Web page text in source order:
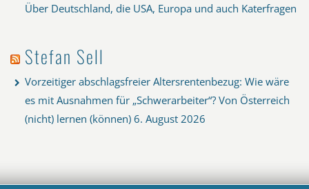
Über Deutschland, die USA, Europa und auch Katerfragen
Stefan Sell
Vorzeitiger abschlagsfreier Altersrentenbezug: Wie wäre
es mit Ausnahmen für „Schwerarbeiter“? Von Österreich
(nicht) lernen (können) 6. August 2026